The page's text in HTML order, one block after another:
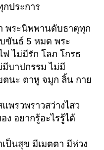
ประการ
พระนิพพานดับธาตุทุก
ขันธ์ 5 หมด พระ
ไม่มีรัก โลภ โกรธ
บาปกรรม ไม่มี
นะ ตาหู จมูก ลิ้น กาย
พรวพราวสว่างไสว
ง อยากรู้อะไรรู้ได้
ป็นสุข มีเมตตา มีห่วง